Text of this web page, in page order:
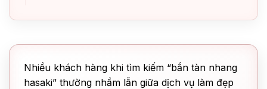
Nhiều khách hàng khi tìm kiếm “bắn tàn nhang
hasaki” thường nhầm lẫn giữa dịch vụ làm đẹp